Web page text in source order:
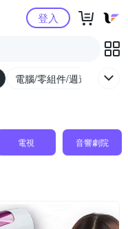
購物中心登入
電腦/零組件/週邊/遊戲
電視 音響劇院